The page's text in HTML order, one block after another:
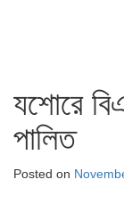
যশোরে
পালিত
Posted on